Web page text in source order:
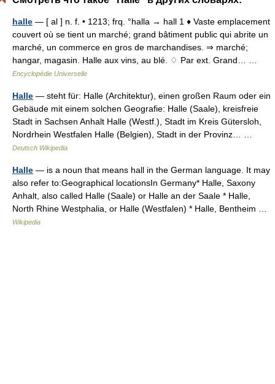
halle — [ al ] n. f. • 1213; frq. °halla → hall 1 ♦ Vaste emplacement
couvert où se tient un marché; grand bâtiment public qui abrite un
marché, un commerce en gros de marchandises. ⇒ marché;
hangar, magasin. Halle aux vins, au blé. ♢ Par ext. Grand… …
Encyclopédie Universelle
Halle — steht für: Halle (Architektur), einen großen Raum oder ein
Gebäude mit einem solchen Geografie: Halle (Saale), kreisfreie
Stadt in Sachsen Anhalt Halle (Westf.), Stadt im Kreis Gütersloh,
Nordrhein Westfalen Halle (Belgien), Stadt in der Provinz… …
Deutsch Wikipedia
Halle — is a noun that means hall in the German language. It may
also refer to:Geographical locationsIn Germany* Halle, Saxony
Anhalt, also called Halle (Saale) or Halle an der Saale * Halle,
North Rhine Westphalia, or Halle (Westfalen) * Halle, Bentheim …
Wikipedia